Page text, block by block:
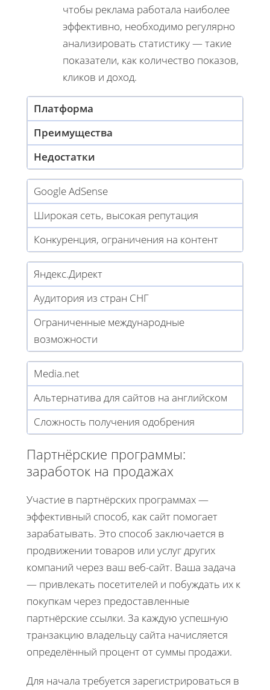
чтобы реклама работала наиболее
эффективно, необходимо регулярно
анализировать статистику — такие
показатели, как количество показов,
кликов и доход.
Платформа
Преимущества
Недостатки
Google AdSense
Широкая сеть, высокая репутация
Конкуренция, ограничения на контент
Яндекс.Директ
Аудитория из стран СНГ
Ограниченные международные
возможности
Media.net
Альтернатива для сайтов на английском
Сложность получения одобрения
Партнёрские программы:
заработок на продажах
Участие в партнёрских программах —
эффективный способ, как сайт помогает
зарабатывать. Это способ заключается в
продвижении товаров или услуг других
компаний через ваш веб-сайт. Ваша задача
— привлекать посетителей и побуждать их к
покупкам через предоставленные
партнёрские ссылки. За каждую успешную
транзакцию владельцу сайта начисляется
определённый процент от суммы продажи.
Для начала требуется зарегистрироваться в